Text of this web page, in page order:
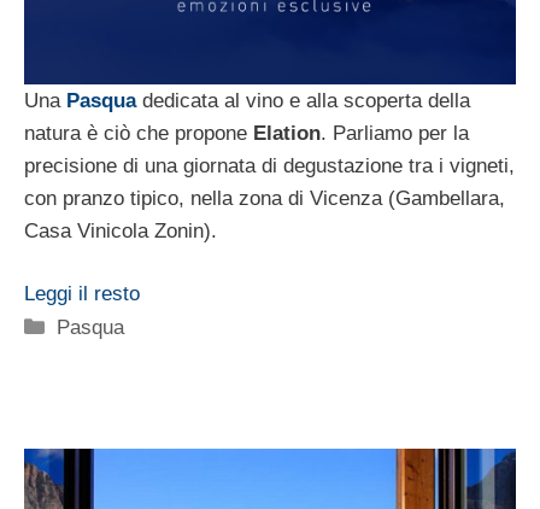
Una Pasquadedicata al vino e alla scoperta della
natura è ciò che propone Elation. Parliamo per la
precisione di una giornata di degustazione tra i vigneti,
con pranzo tipico, nella zona di Vicenza (Gambellara,
Casa Vinicola Zonin).
Leggi il resto
Categorie
Pasqua